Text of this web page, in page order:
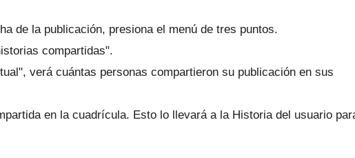
de la publicación, presiona el menú de tres puntos.
compartidas".
verá cuántas personas compartieron su publicación en sus
en la cuadrícula. Esto lo llevará a la Historia del usuario